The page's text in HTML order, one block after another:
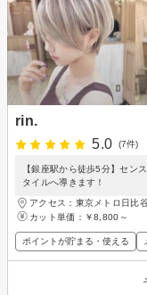
rin.
5.0
(7件)
【銀座駅から徒歩5分】セ
タイルへ導きます！
アクセス：東京メトロ日比
カット単価： ￥8,800～
ポイントが貯まる・使える